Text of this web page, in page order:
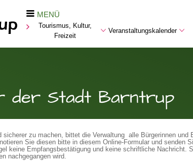
MENÜ
Tourismus, Kultur,
Freizeit
Veranstaltungskalender
der Stadt Barntrup
sicherer zu machen, bittet die Verwaltung alle Bürgerinnen und
Sie diesen bitte in diesem Online-Formular und senden
keine Empfangsbestätigung und keine schriftliche Nachricht.
nachgegangen wird.